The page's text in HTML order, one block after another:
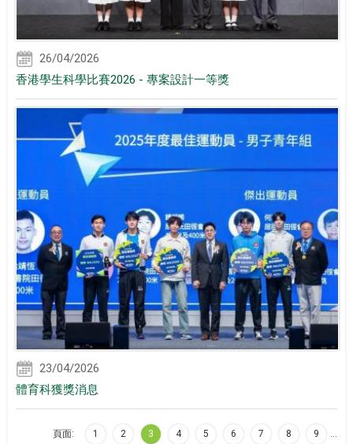
26/04/2026
香港學生科學比賽2026 - 專案設計一等獎
23/04/2026
體育科獲獎消息
頁面: 1 2 3 4 5 6 7 8 9 …